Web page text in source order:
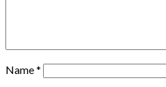
Name*